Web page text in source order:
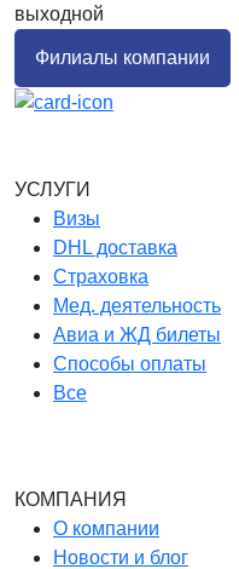
УСЛУГИ
Визы
DHL доставка
Страховка
Мед. деятельность
Авиа и ЖД билеты
Способы оплаты
Все
КОМПАНИЯ
О компании
Новости и блог
выходной
Филиалы компании